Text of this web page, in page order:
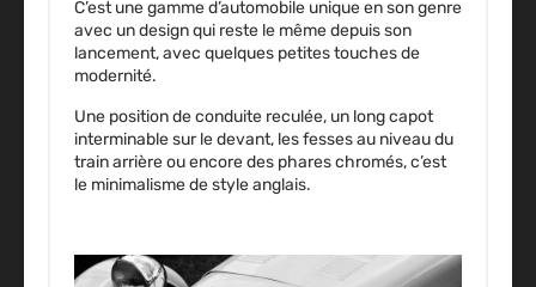
C’est une gamme d’automobile unique en son genre
avec un design qui reste le même depuis son
lancement, avec quelques petitestouches de
modernité.
Une position de conduite reculée, un long capot
interminable sur le devant, les fesses au niveau du
train arrière ou encore des phares chromés, c’est
le minimalisme de style anglais.